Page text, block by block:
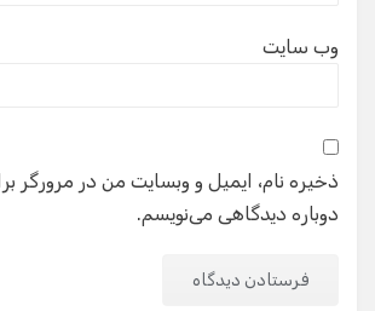
وب‌ سایت
ذخیره نام، ایمیل و وبسایت من در مرورگر
دوباره دیدگاهی می‌نویسم.